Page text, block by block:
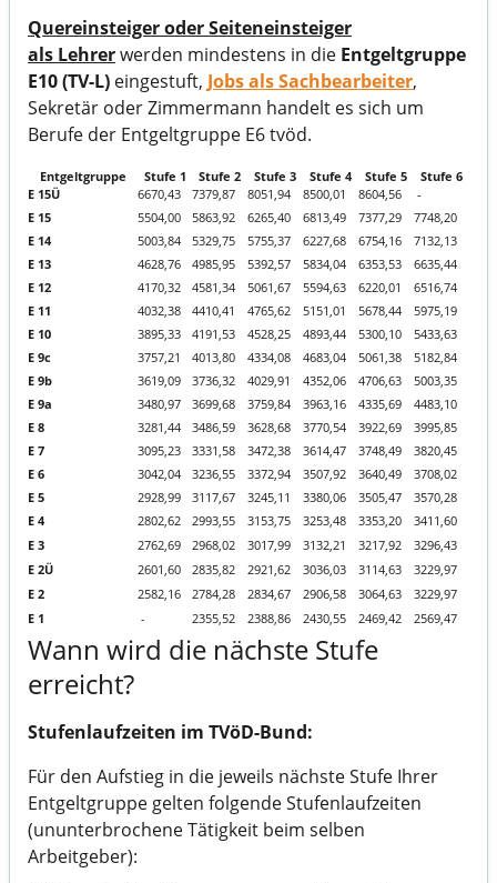
Quereinsteiger oder Seiteneinsteiger
als Lehrerwerden mindestens in die Entgeltgruppe
E10 (TV-L) eingestuft, Jobs als Sachbearbeiter,
Sekretär oder Zimmermann handelt es sich um
Berufe der Entgeltgruppe E6 tvöd.
Entgeltgruppe Stufe 1 Stufe 2 Stufe 3 Stufe 4 Stufe 5
Stufe 6
E 15Ü
6670,43 7379,87 8051,94 8500,01 8604,56
-
E 15
5504,00 5863,92 6265,40 6813,49 7377,29
7748,20
E 14
5003,84 5329,75 5755,37 6227,68 6754,16
7132,13
E 13
4628,76 4985,95 5392,57 5834,04 6353,53
6635,44
E 12
4170,32 4581,34 5061,67 5594,63 6220,01
6516,74
E 11
4032,38 4410,41 4765,62 5151,01 5678,44
5975,19
E 10
3895,33 4191,53 4528,25 4893,44 5300,10
5433,63
E 9c
3757,21 4013,80 4334,08 4683,04 5061,38
5182,84
E 9b
3619,09 3736,32 4029,91 4352,06 4706,63
5003,35
E 9a
3480,97 3699,68 3759,84 3963,16 4335,69
4483,10
E 8
3281,44 3486,59 3628,68 3770,54 3922,69
3995,85
E 7
3095,23 3331,58 3472,38 3614,47 3748,49
3820,45
E 6
3042,04 3236,55 3372,94 3507,92 3640,49
3708,02
E 5
2928,99 3117,67 3245,11 3380,06 3505,47
3570,28
E 4
2802,62 2993,55 3153,75 3253,48 3353,20
3411,60
E 3
2762,69 2968,02 3017,99 3132,21 3217,92
3296,43
E 2Ü
2601,60 2835,82 2921,62 3036,03 3114,63
3229,97
E 2
2582,16 2784,28 2834,67 2906,58 3064,63
3229,97
E 1
- 2355,52 2388,86 2430,55 2469,42 2569,47
Wann wird die nächste Stufe
erreicht?
Stufenlaufzeiten im TVöD-Bund:
Für den Aufstieg in die jeweils nächste Stufe Ihrer
Entgeltgruppe gelten folgende Stufenlaufzeiten
(ununterbrochene Tätigkeit beim selben
Arbeitgeber):